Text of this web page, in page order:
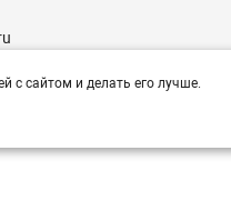
с сайтом и делать его лучше.